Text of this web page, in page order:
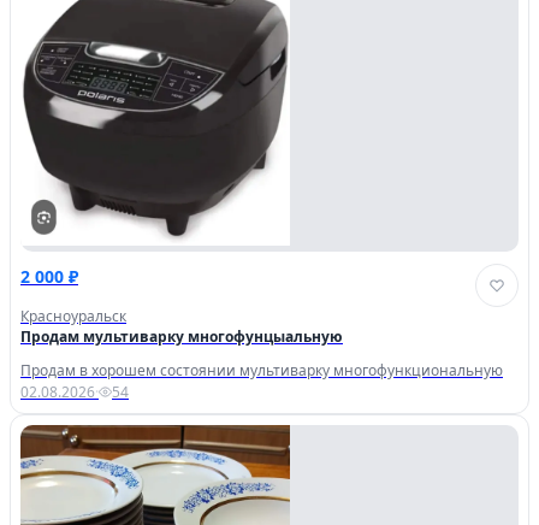
2 000 ₽
Красноуральск
Продам мультиварку многофунцыальную
Продам в хорошем состоянии мультиварку многофункциональную
02.08.2026· 54